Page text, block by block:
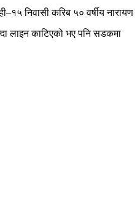
निवासी करिब ५० वर्षीय नारायण
लाइन काटिएको भए पनि सडकमा